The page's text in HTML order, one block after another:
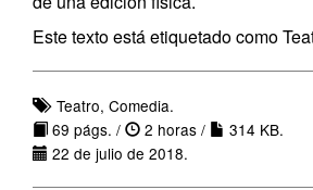
Este texto está etiquetado como
Teatro, Comedia.
69 págs. /
2 horas /
314 KB.
22 de julio de 2018.